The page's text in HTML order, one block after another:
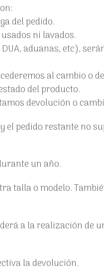
del pedido.
ni lavados.
aduanas, etc),
al cambio o
del producto.
devolución o
pedido restante no
un año.
talla o modelo.
a la realización de
la devolución.